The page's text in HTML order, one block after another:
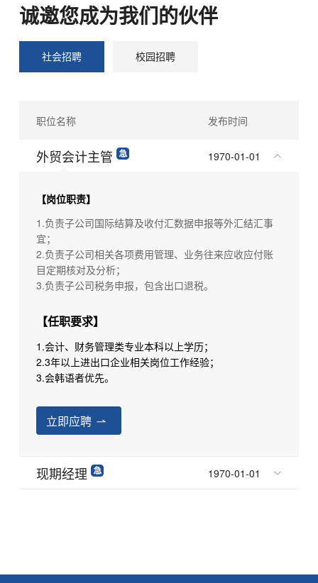
诚邀您成为我们的伙伴
社会招聘 校园招聘
职位名称 发布时间
外贸会计主管 1970-01-01
【岗位职责】
1.负责子公司国际结算及收付汇数据申报等外汇结汇事
宜；
2.负责子公司相关各项费用管理、业务往来应收应付账
目定期核对及分析；
3.负责子公司税务申报，包含出口退税。
【任职要求】
1.会计、财务管理类专业本科以上学历；
2.3年以上进出口企业相关岗位工作经验；
3.会韩语者优先。
立即应聘
现期经理 1970-01-01